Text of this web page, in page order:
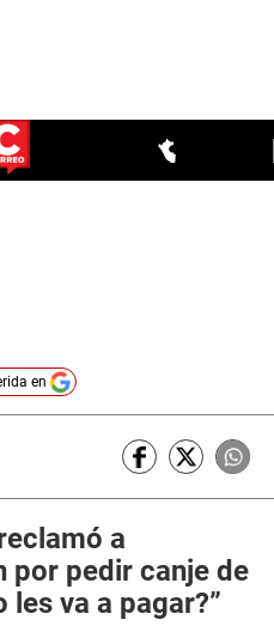
en
a
por pedir canje de
les va a pagar?”